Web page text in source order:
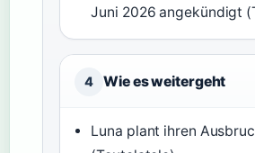
Juni 2026 angekündigt
4 Wie es weitergeht
Luna plant ihren